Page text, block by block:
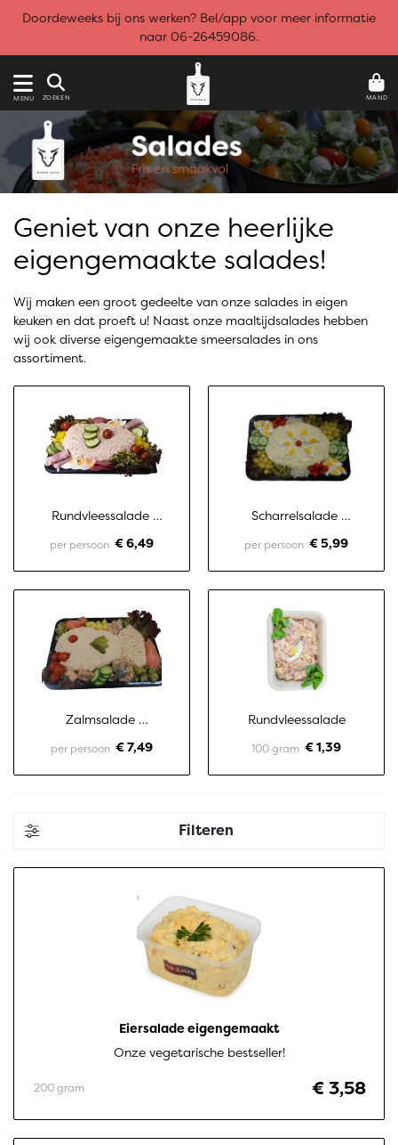
Doordeweeks bij ons werken? Bel/app voor meer informatie
naar 06-26459086.
MENU ZOEKEN MAND
Geniet van onze heerlijke
eigengemaakte salades!
Wij maken een groot gedeelte van onze salades in eigen
keuken en dat proeft u! Naast onze maaltijdsalades hebben
wij ook diverse eigengemaakte smeersalades in ons
assortiment.
Rundvleessalade
€ 6,49
per persoon
Scharrelsalade
€ 5,99
per persoon
Zalmsalade
€ 7,49
per persoon
Rundvleessalade
€ 1,39
100 gram
Filteren
Eiersalade eigengemaakt
Onze vegetarische bestseller!
€ 3,58
200 gram